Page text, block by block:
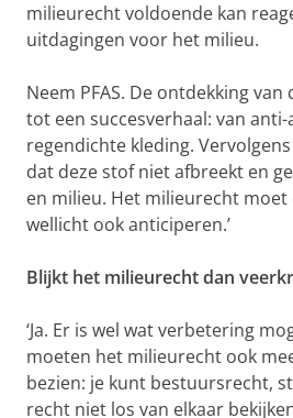
milieurecht voldoende kan
uitdagingen voor het milieu.
Neem PFAS. De ontdekking
tot een succesverhaal: van
regendichte kleding.
dat deze stof niet afbreekt en
en milieu. Het milieurecht moet
wellicht ook anticiperen.’
Blijkt het milieurecht dan
‘Ja. Er is wel wat verbetering
moeten het milieurecht ook
bezien: je kunt bestuursrecht,
recht niet los van elkaar